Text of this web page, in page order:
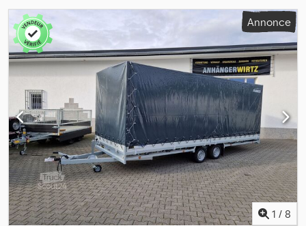
Annonce
1 / 8